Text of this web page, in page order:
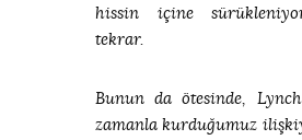
hissin içine
tekrar.
Bunun da ötesinde,
zamanla kurduğumuz